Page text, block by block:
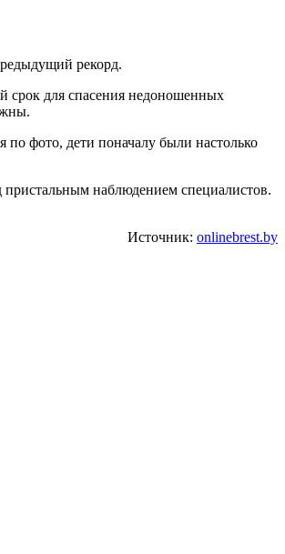
рекорд.
срок для спасения недоношенных
фото, дети поначалу были настолько
наблюдением специалистов.
Источник: onlinebrest.by